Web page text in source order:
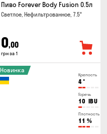
Пиво Forever Body Fusion 0.5л
Светлое, Нефильтрованное, 7.5°
0,00
грн за 1
Крепость
4°
Горечь
10 IBU
Плотность
11 %
Новинка